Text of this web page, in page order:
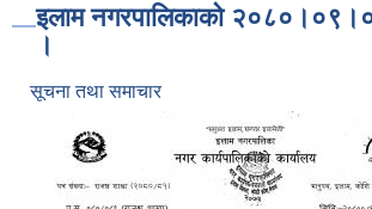
इलाम नगरपालिकाको
।
सूचना तथा समाचार